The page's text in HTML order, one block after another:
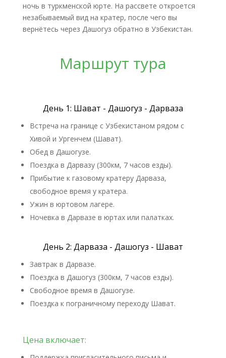
ночь в туркменской юрте. На рассвете откроется
незабываемый вид на кратер, после чего вы
вернётесь через Дашогуз обратно в Узбекистан.
Маршрут тура
День 1: Шават - Дашогуз - Дарваза
Встреча на границе с Узбекистаном рядом с
Хивой и Ургенчем (Шават).
Обед в Дашогузе.
Поездка в Дарвазу (300км, 7 часов езды).
Прибытие к газовому кратеру Дарваза,
свободное время у кратера.
Ужин в юртовом лагере.
Ночевка в Дарвазе в юртах или палатках.
День 2: Дарваза - Дашогуз - Шават
Завтрак в Дарвазе.
Поездка в Дашогуз (300км, 7 часов езды).
Свободное время в Дашогузе.
Поездка к пограничному переходу Шават.
Цена включает: